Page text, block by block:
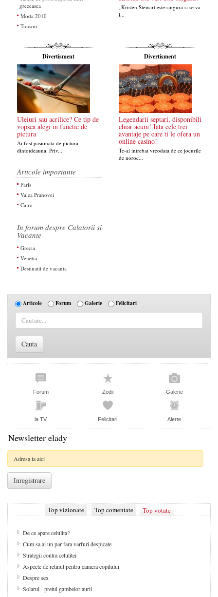
greceasca
Moda 2010
Tunsori
„Kristen Stewart este singura si se va
i...
Divertisment
Uleiuri sau acrilice? Ce tip de
vopsea alegi in functie de
pictura
Ai fost pasionata de pictura
dintotdeauna. Priv...
Divertisment
Legendarii septari, disponibili
chiar acum! Iata cele trei
avantaje pe care ti le ofera un
online casino!
Te-ai intrebat vreodata de ce jocurile
de noroc...
Articole importante
Paris
Valea Prahovei
Cairo
In forum despre Calatorii si
Vacante
Grecia
Venetia
Destinatii de vacanta
Articole Forum Galerie Felicitari
Forum Zodii Galerie
la TV Felicitari Alerte
Newsletter elady
Top vizionate Top comentate Top votate
De ce apare celulita?
Cum sa ai un par fara varfuri despicate
Strategii contra celulitei
Aspecte de retinut pentru camera copilului
Despre sex
Solarul - pretul gambelor aurii